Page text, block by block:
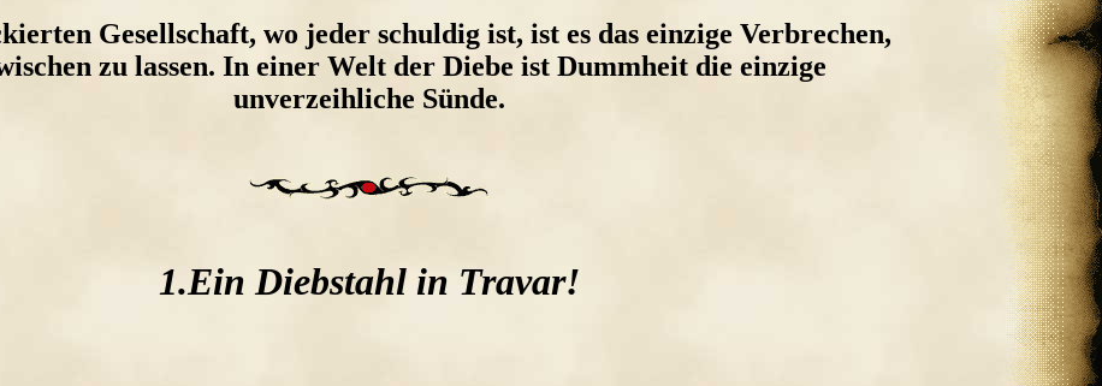
Gesellschaft, wo jeder schuldig ist, ist es das einzige Verbrechen,
zu lassen. In einer Welt der Diebe ist Dummheit die einzige
unverzeihliche Sünde.
1.Ein Diebstahl in Travar!